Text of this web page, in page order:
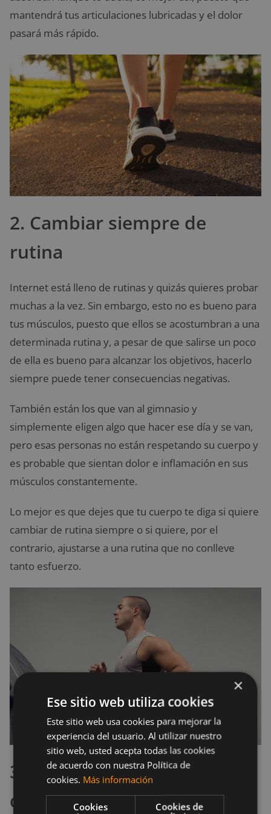
mantendrá tus articulaciones lubricadas y el dolor
pasará más rápido.
2. Cambiar siempre de
rutina
Internet está lleno de rutinas y quizás quieres probar
muchas a la vez. Sin embargo, esto no es bueno para
tus músculos, puesto que ellos se acostumbran a una
determinada rutina y, a pesar de que salirse un poco
de ella es bueno para alcanzar los objetivos, hacerlo
siempre puede tener consecuencias negativas.
También están los que van al gimnasio y
simplemente eligen algo que hacer ese día y se van,
pero esas personas no están respetando su cuerpo y
es probable que sientan dolor e inflamación en sus
músculos constantemente.
Lo mejor es que dejes que tu cuerpo te diga si quiere
cambiar de rutina siempre o si quiere, por el
contrario, ajustarse a una rutina que no conlleve
tanto esfuerzo.
3. Querer hacer más de lo
que puedes
×
Ese sitio web utiliza cookies
Este sitio web usa cookies para mejorar la
experiencia del usuario. Al utilizar nuestro
sitio web, usted acepta todas las cookies
de acuerdo con nuestra Política de
cookies. Más información
Cookies
Cookies de